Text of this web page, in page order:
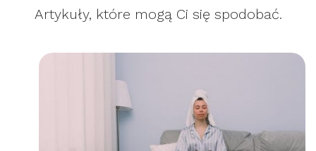
Artykuły, które mogą Ci się spodobać.